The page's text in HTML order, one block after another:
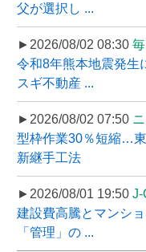
父が選択し ...
►2026/08/02 08:30
令和8年熊本地震発生
スギ不動産 ...
►2026/08/02 07:50
型枠作業30％短縮…
新継手工法
►2026/08/01 19:50 J-
建設費高騰とマンシ
「管理」の ...